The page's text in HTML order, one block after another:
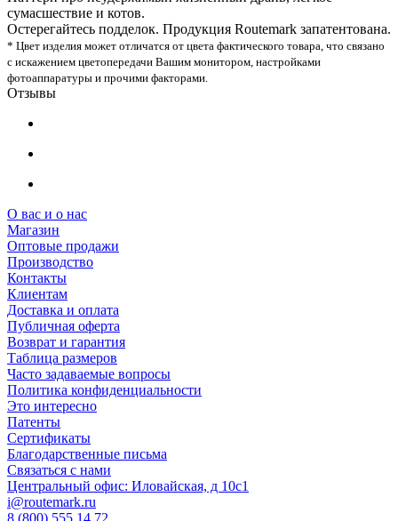
сумасшествие и котов.
Остерегайтесь подделок. Продукция Routemark запатентована.
* Цвет изделия может отличатся от цвета фактического товара, что связано
с искажением цветопередачи Вашим монитором, настройками
фотоаппаратуры и прочими факторами.
Отзывы
О вас и о нас
Магазин
Оптовые продажи
Производство
Контакты
Клиентам
Доставка и оплата
Публичная оферта
Возврат и гарантия
Таблица размеров
Часто задаваемые вопросы
Политика конфиденциальности
Это интересно
Патенты
Сертификаты
Благодарственные письма
Связаться с нами
Центральный офис: Иловайская, д 10с1
i@routemark.ru
8 (800) 555 14 72